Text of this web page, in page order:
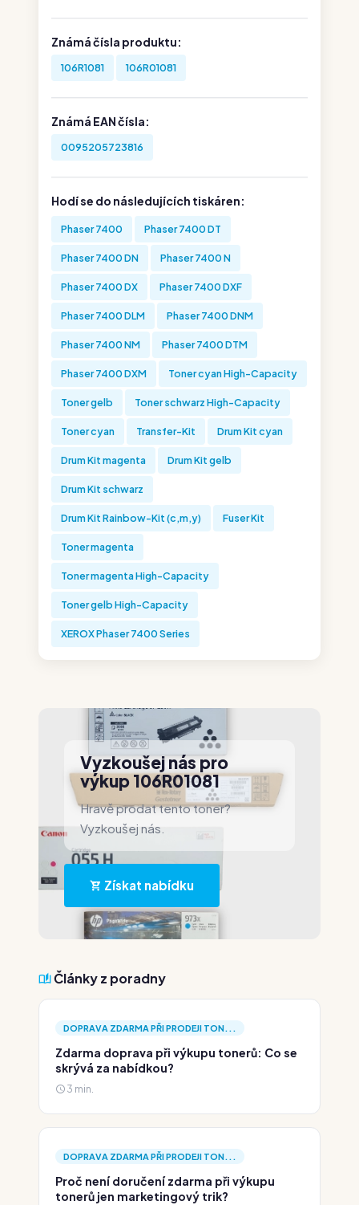
Známá čísla produktu:
106R1081 106R01081
Známá EAN čísla:
0095205723816
Hodí se do následujících tiskáren:
Phaser 7400 Phaser 7400 DT
Phaser 7400 DN Phaser 7400 N
Phaser 7400 DX Phaser 7400 DXF
Phaser 7400 DLM Phaser 7400 DNM
Phaser 7400 NM Phaser 7400 DTM
Phaser 7400 DXM Toner cyan High-Capacity
Toner gelb Toner schwarz High-Capacity
Toner cyan Transfer-Kit Drum Kit cyan
Drum Kit magenta Drum Kit gelb
Drum Kit schwarz
Drum Kit Rainbow-Kit (c,m,y) Fuser Kit
Toner magenta
Toner magenta High-Capacity
Toner gelb High-Capacity
XEROX Phaser 7400 Series
Vyzkoušej nás pro
výkup 106R01081
Hravě prodat tento toner?
Vyzkoušej nás.
Získat nabídku
Články z poradny
DOPRAVA ZDARMA PŘI PRODEJI TON...
Zdarma doprava při výkupu tonerů: Co se
skrývá za nabídkou?
3 min.
DOPRAVA ZDARMA PŘI PRODEJI TON...
Proč není doručení zdarma při výkupu
tonerů jen marketingový trik?